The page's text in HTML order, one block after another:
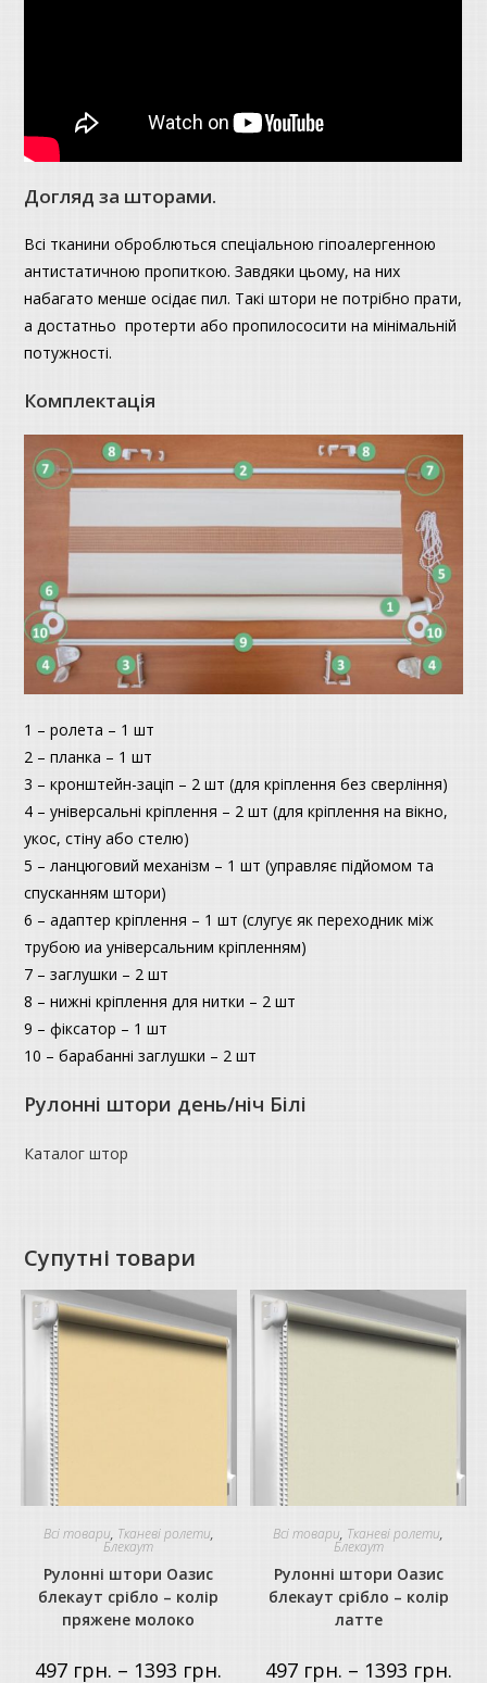
Догляд за шторами.
Всі тканини оброблються спеціальною гіпоалергенною
антистатичною пропиткою. Завдяки цьому, на них
набагато менше осідає пил. Такі штори не потрібно прати,
а достатньо протерти або пропилососити на мінімальній
потужності.
Комплектація
1 – ролета – 1 шт
2 – планка – 1 шт
3 – кронштейн-заціп – 2 шт (для кріплення без сверління)
4 – універсальні кріплення – 2 шт (для кріплення на вікно,
укос, стіну або стелю)
5 – ланцюговий механізм – 1 шт (управляє підйомом та
спусканням штори)
6 – адаптер кріплення – 1 шт (слугує як переходник між
трубою иа універсальним кріпленням)
7 – заглушки – 2 шт
8 – нижні кріплення для нитки – 2 шт
9 – фіксатор – 1 шт
10 – барабанні заглушки – 2 шт
Рулонні штори день/ніч Білі
Каталог штор
Супутні товари
Всі товари, Тканеві ролети,
Блекаут
Рулонні штори Оазис
блекаут срібло – колір
пряжене молоко
497 грн. – 1393 грн.
Всі товари, Тканеві ролети,
Блекаут
Рулонні штори Оазис
блекаут срібло – колір
латте
497 грн. – 1393 грн.